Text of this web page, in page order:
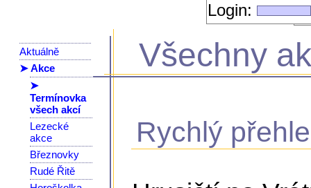
Login:
Aktuálně
➤ Akce
➤
Termínovka
všech akcí
Lezecké
akce
Březnovky
Rudé Řitě
Všechny
Rychlý